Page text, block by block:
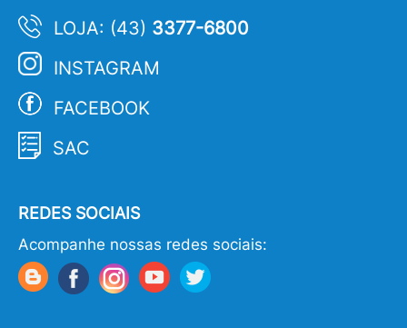
LOJA: (43) 3377-6800
INSTAGRAM
FACEBOOK
SAC
REDES SOCIAIS
Acompanhe nossas redes sociais: